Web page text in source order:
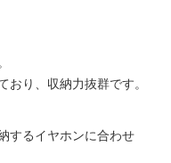
り、収納力抜群です。
するイヤホンに合わせ